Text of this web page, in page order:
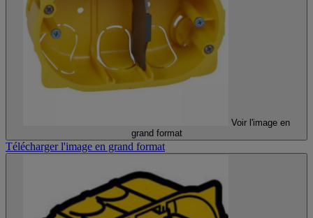
Voir l'image en
grand format
Télécharger l'image en grand format